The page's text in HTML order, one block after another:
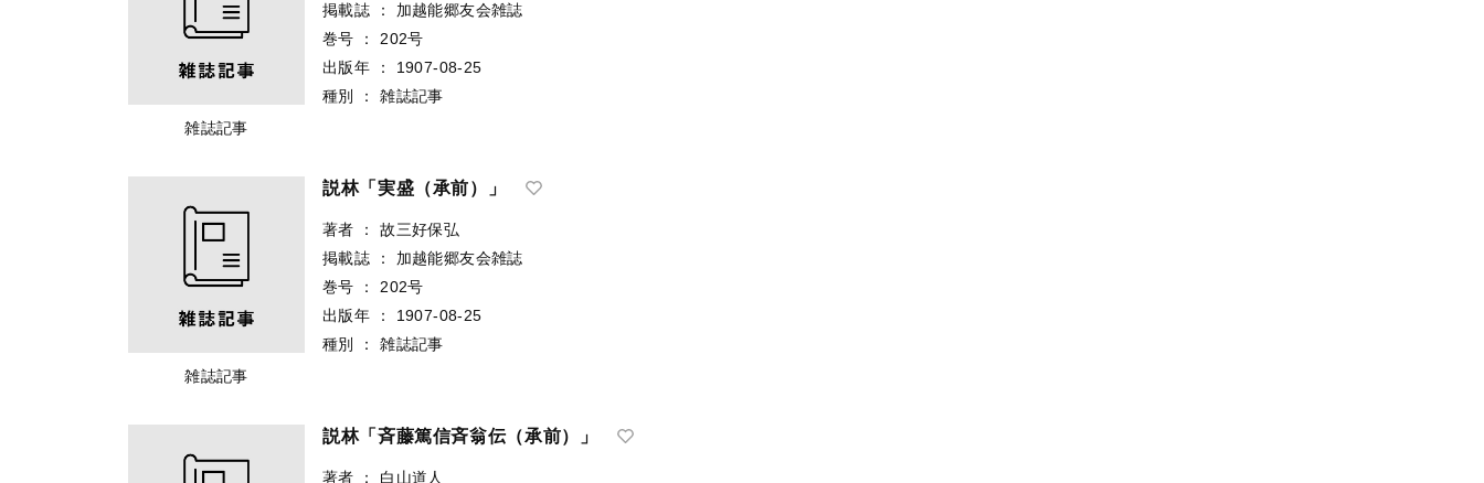
雑誌記事
掲載誌
：
加越能郷友会雑誌
巻号
：
202号
出版年
：
1907-08-25
種別
： 雑誌記事
雑誌記事
説林「実盛（承前）」
著者 ：
故三好保弘
掲載誌
：
加越能郷友会雑誌
巻号
：
202号
出版年
：
1907-08-25
種別
： 雑誌記事
説林「斉藤篤信斉翁伝（承前）」
著者 ： 白山道人